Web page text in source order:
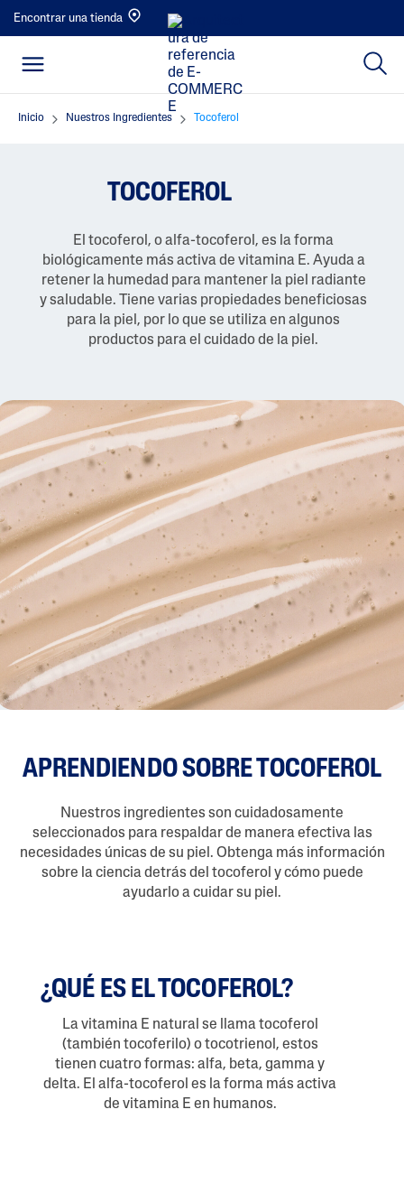
Encontrar una tienda
Inicio Nuestros Ingredientes Tocoferol
TOCOFEROL
El tocoferol, o alfa-tocoferol, es la forma
biológicamente más activa de vitamina E. Ayuda a
retener la humedad para mantener la piel radiante
y saludable. Tiene varias propiedades beneficiosas
para la piel, por lo que se utiliza en algunos
productos para el cuidado de la piel.
APRENDIENDO SOBRE TOCOFEROL
Nuestros ingredientes son cuidadosamente
seleccionados para respaldar de manera efectiva las
necesidades únicas de su piel. Obtenga más información
sobre la ciencia detrás del tocoferol y cómo puede
ayudarlo a cuidar su piel.
¿QUÉ ES EL TOCOFEROL?
La vitamina E natural se llama tocoferol
(también tocoferilo) o tocotrienol, estos
tienen cuatro formas: alfa, beta, gamma y
delta. El alfa-tocoferol es la forma más activa
de vitamina E en humanos.